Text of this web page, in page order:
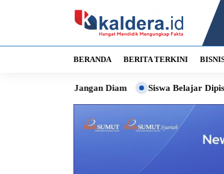
BERANDA BERITA TERKINI
Siswa Belajar Dipisah Tirai, Bobby